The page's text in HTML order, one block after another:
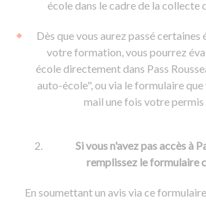
Voir tous les supports
Formations pro.
Permis poids lourd
Formation FCO
Formation CACES
Devenir enseignant de la
Ressources
école dans le cadre de la collecte
Dès que vous aurez passé certaines
votre formation, vous pourrez
école directement dans Pass
auto-école", ou via le formulaire
mail une fois votre
Si vous n'avez pas accès à
remplissez le formulaire
En soumettant un avis via ce